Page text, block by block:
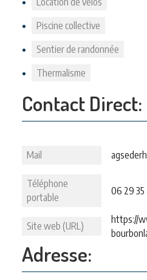
Piscine collective
Sentier de randonnée
Thermalisme
Contact Direct:
Mail
Téléphone
portable
06 29 35
Site web (URL)
https://
Adresse: